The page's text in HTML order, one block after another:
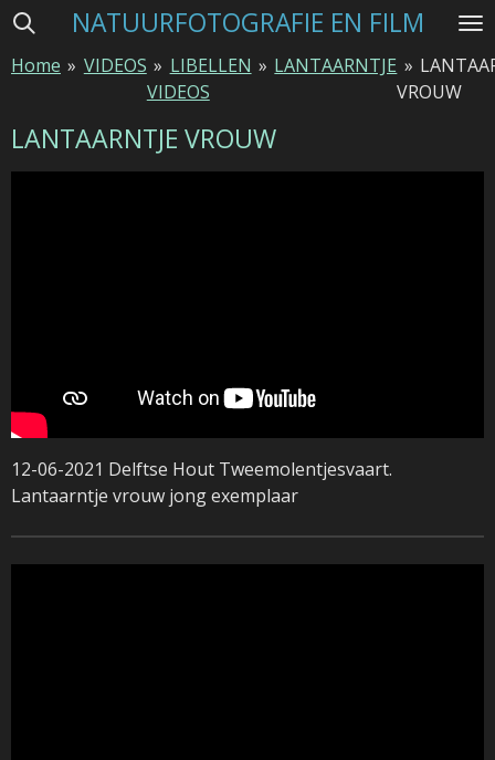
Ga
naar
hoofdinhoud
NATUURFOTOGRAFIE EN FILM
Home » VIDEOS » LIBELLEN
VIDEOS
» LANTAARNTJE »
VROUW
LANTAARNTJE VROUW
12-06-2021 Delftse Hout Tweemolentjesvaart.
Lantaarntje vrouw jong exemplaar